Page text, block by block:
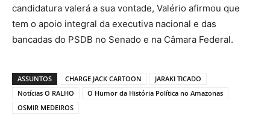
candidatura valerá a sua vontade, Valério afirmou que
tem o apoio integral da executiva nacional e das
bancadas do PSDB no Senado e na Câmara Federal.
ASSUNTOS CHARGE JACK CARTOON
JARAKI TICADO
Notícias O RALHO
O Humor da História Política no Amazonas
OSMIR MEDEIROS